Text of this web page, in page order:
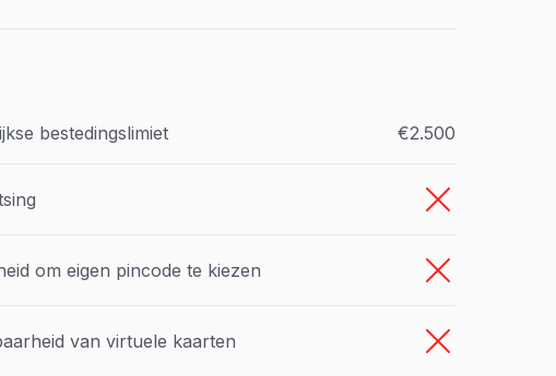
bestedingslimiet €2.500
om eigen pincode te kiezen
van virtuele kaarten